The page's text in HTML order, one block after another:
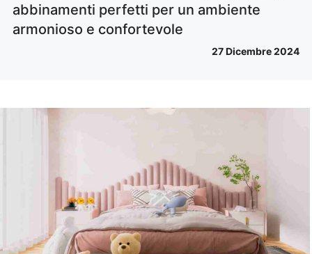
abbinamenti perfetti per un ambiente
armonioso e confortevole
27 Dicembre 2024